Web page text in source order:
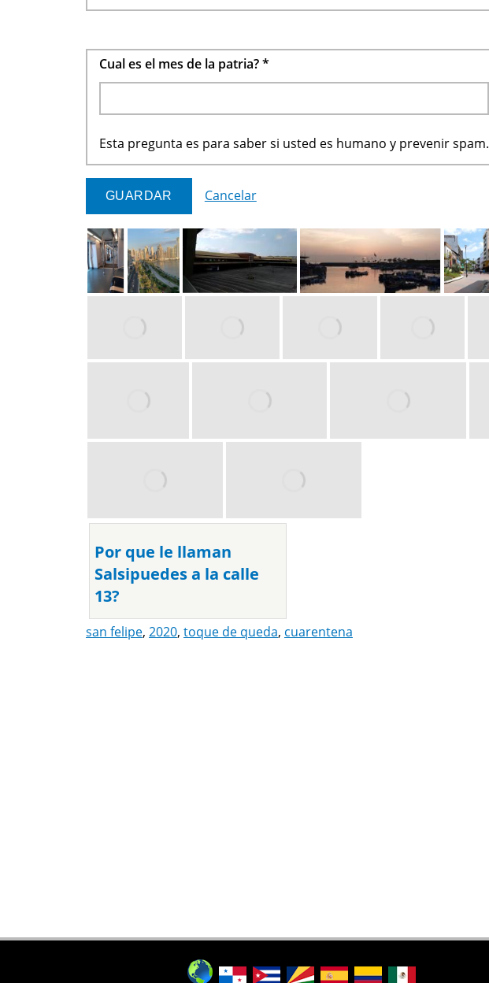
Cual es el mes de la patria?*
Esta pregunta es para saber si usted es humano y prevenir spam.
Cancelar
Por que le llaman
Salsipuedes a la calle
13?
san felipe, 2020, toque de queda, cuarentena